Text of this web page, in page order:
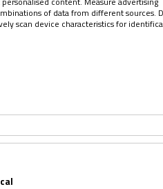
Congregación para la
, tal
Bruni.
meditación del papa
de los contenidos
of data from different sources.
scan device characteristics for